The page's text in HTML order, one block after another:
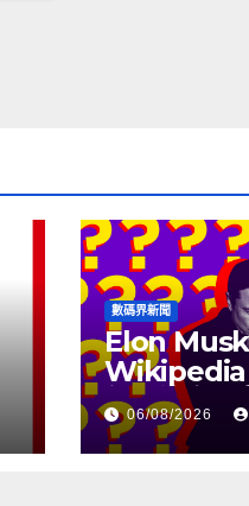
數碼界新聞
Elon
Wikipedia
個月沒有更
06/08/2026